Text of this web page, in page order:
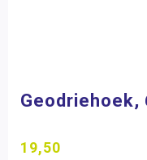
Geodriehoek,
19,50